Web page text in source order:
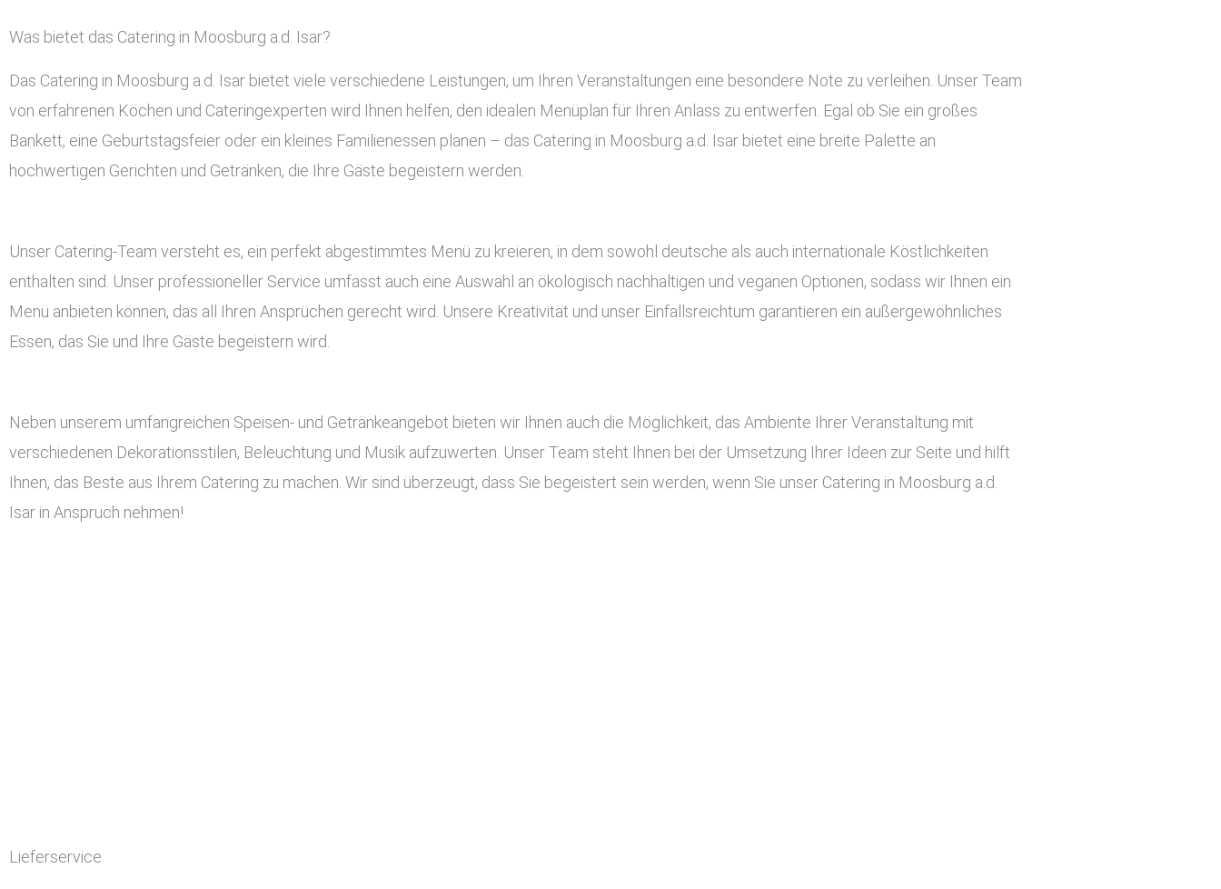
Was bietet das Catering in Moosburg a.d. Isar?
Das Catering in Moosburg a.d. Isar bietet viele verschiedene Leistungen, um Ihren Veranstaltungen eine besondere Note zu verleihen. Unser Team
von erfahrenen Köchen und Cateringexperten wird Ihnen helfen, den idealen Menüplan für Ihren Anlass zu entwerfen. Egal ob Sie ein großes
Bankett, eine Geburtstagsfeier oder ein kleines Familienessen planen – das Catering in Moosburg a.d. Isar bietet eine breite Palette an
hochwertigen Gerichten und Getränken, die Ihre Gäste begeistern werden.
Unser Catering-Team versteht es, ein perfekt abgestimmtes Menü zu kreieren, in dem sowohl deutsche als auch internationale Köstlichkeiten
enthalten sind. Unser professioneller Service umfasst auch eine Auswahl an ökologisch nachhaltigen und veganen Optionen, sodass wir Ihnen ein
Menü anbieten können, das all Ihren Ansprüchen gerecht wird. Unsere Kreativität und unser Einfallsreichtum garantieren ein außergewöhnliches
Essen, das Sie und Ihre Gäste begeistern wird.
Neben unserem umfangreichen Speisen- und Getränkeangebot bieten wir Ihnen auch die Möglichkeit, das Ambiente Ihrer Veranstaltung mit
verschiedenen Dekorationsstilen, Beleuchtung und Musik aufzuwerten. Unser Team steht Ihnen bei der Umsetzung Ihrer Ideen zur Seite und hilft
Ihnen, das Beste aus Ihrem Catering zu machen. Wir sind überzeugt, dass Sie begeistert sein werden, wenn Sie unser Catering in Moosburg a.d.
Isar in Anspruch nehmen!
Lieferservice